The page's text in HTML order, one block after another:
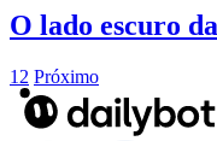
O lado escuro
1 2 Próximo